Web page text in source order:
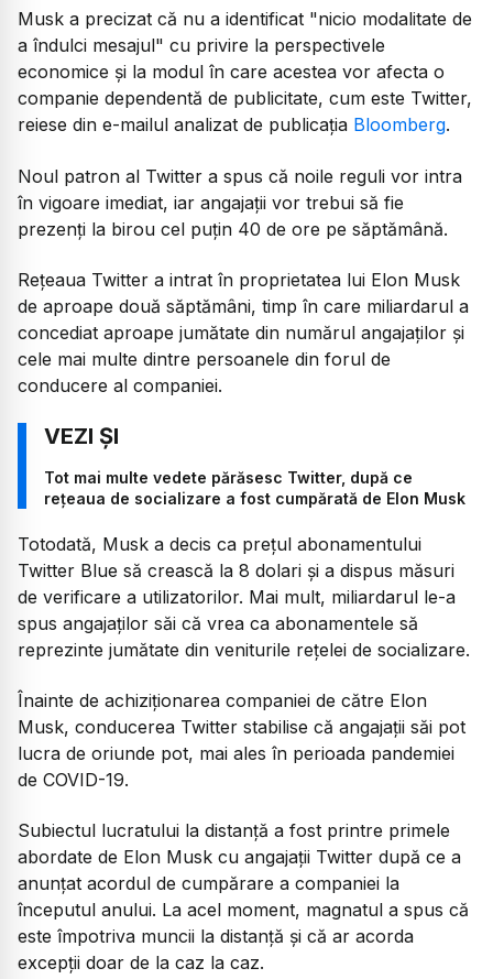
Musk a precizat că nu a identificat "nicio modalitate de
a îndulci mesajul" cu privire la perspectivele
economice și la modul în care acestea vor afecta o
companie dependentă de publicitate, cum este Twitter,
reiese din e-mailul analizat de publicația Bloomberg.
Noul patron al Twitter a spus că noile reguli vor intra
în vigoare imediat, iar angajații vor trebui să fie
prezenți la birou cel puțin 40 de ore pe săptămână.
Rețeaua Twitter a intrat în proprietatea lui Elon Musk
de aproape două săptămâni, timp în care miliardarul a
concediat aproape jumătate din numărul angajaților și
cele mai multe dintre persoanele din forul de
conducere al companiei.
Tot mai multe vedete părăsesc Twitter, după ce
reţeaua de socializare a fost cumpărată de Elon Musk
Totodată, Musk a decis ca prețul abonamentului
Twitter Blue să crească la 8 dolari și a dispus măsuri
de verificare a utilizatorilor. Mai mult, miliardarul le-a
spus angajaților săi că vrea ca abonamentele să
reprezinte jumătate din veniturile rețelei de socializare.
Înainte de achiziționarea companiei de către Elon
Musk, conducerea Twitter stabilise că angajații săi pot
lucra de oriunde pot, mai ales în perioada pandemiei
de COVID-19.
Subiectul lucratului la distanță a fost printre primele
abordate de Elon Musk cu angajații Twitter după ce a
anunțat acordul de cumpărare a companiei la
începutul anului. La acel moment, magnatul a spus că
este împotriva muncii la distanță și că ar acorda
excepții doar de la caz la caz.